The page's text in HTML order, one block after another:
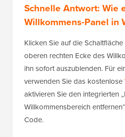
Schnelle Antwort: Wie
Willkommens-Panel in
Klicken Sie auf die Schaltfläche
oberen rechten Ecke des
ihn sofort auszublenden. Für
verwenden Sie das kostenlose
aktivieren Sie den integrierten
Willkommensbereich
Code.